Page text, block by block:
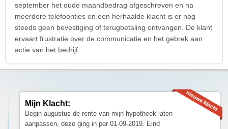
september het oude maandbedrag afgeschreven en na
meerdere telefoontjes en een herhaalde klacht is er nog
steeds geen bevestiging of terugbetaling ontvangen. De klant
ervaart frustratie over de communicatie en het gebrek aan
actie van het bedrijf.
Mijn Klacht:
Begin augustus de rente van mijn hypotheek laten
aanpassen, deze ging in per 01-09-2019. Eind